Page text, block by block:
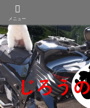
メニュー